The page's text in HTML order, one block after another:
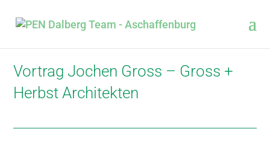
Vortrag Jochen Gross – Gross +
Herbst Architekten